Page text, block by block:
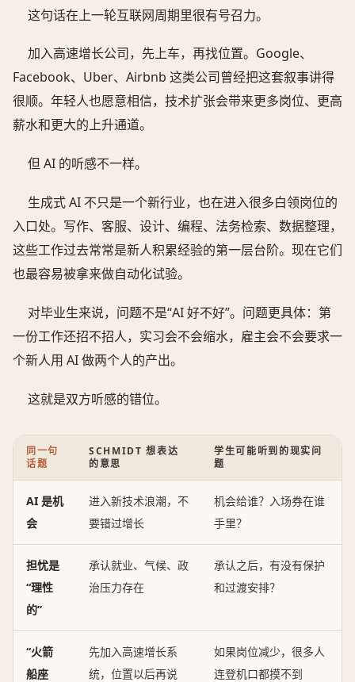
这句话在上一轮互联网周期里很有号召力。
加入高速增长公司，先上车，再找位置。Google、
Facebook、Uber、Airbnb 这类公司曾经把这套叙事讲得
很顺。年轻人也愿意相信，技术扩张会带来更多岗位、更高
薪水和更大的上升通道。
但 AI 的听感不一样。
生成式 AI 不只是一个新行业，也在进入很多白领岗位的
入口处。写作、客服、设计、编程、法务检索、数据整理，
这些工作过去常常是新人积累经验的第一层台阶。现在它们
也最容易被拿来做自动化试验。
对毕业生来说，问题不是“AI 好不好”。问题更具体：第
一份工作还招不招人，实习会不会缩水，雇主会不会要求一
个新人用 AI 做两个人的产出。
这就是双方听感的错位。
同一句
话题
SCHMIDT 想表达
的意思
学生可能听到的现实问
题
AI 是机
会
进入新技术浪潮，不
要错过增长
机会给谁？入场券在谁
手里？
担忧是
“理性
的”
承认就业、气候、政
治压力存在
承认之后，有没有保护
和过渡安排？
“火箭
船座
先加入高速增长系
统，位置以后再说
如果岗位减少，很多人
连登机口都摸不到